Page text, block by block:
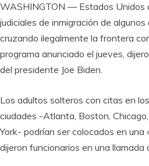
WASHINGTON — Estados Unidos
judiciales de inmigración de
cruzando ilegalmente la frontera
programa anunciado el jueves,
del presidente Joe Biden.
Los adultos solteros con citas en
ciudades -Atlanta, Boston,
York- podrían ser colocados en una
dijeron funcionarios en una llamada